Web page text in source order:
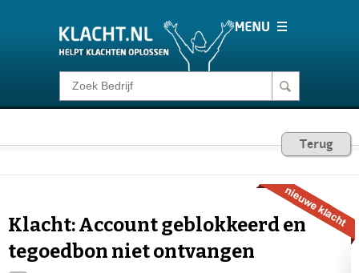
Klacht melden
Consumentenrecht
Voor Bedrijven
Terug
Klacht: Account geblokkeerd en
tegoedbon niet ontvangen